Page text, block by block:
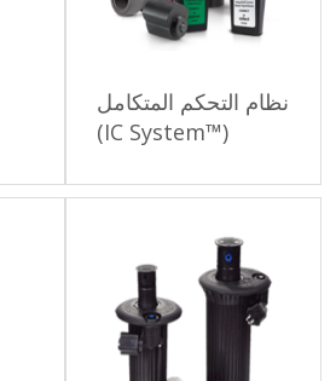
نظام التحكم المتكامل
(™IC System)